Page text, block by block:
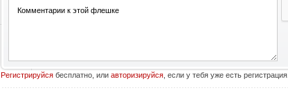
Регистрируйсябесплатно, или авторизируйся, если у тебя уже есть регистрация.